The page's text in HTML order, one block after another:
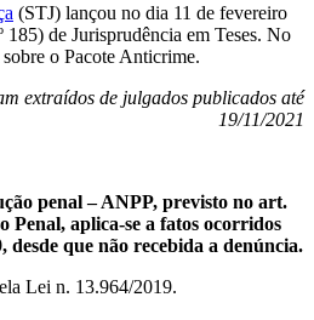
(STJ) lançou no dia 11 de fevereiro
185) de Jurisprudência em Teses. No
o Pacote Anticrime.
extraídos de julgados publicados até
19/11/2021
penal – ANPP, previsto no art.
Penal, aplica-se a fatos ocorridos
desde que não recebida a denúncia.
Lei n. 13.964/2019.